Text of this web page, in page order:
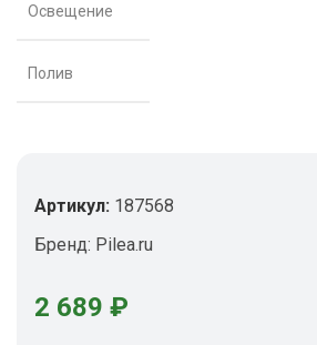
Освещение
Полив
Артикул: 187568
Бренд: Pilea.ru
2 689 ₽